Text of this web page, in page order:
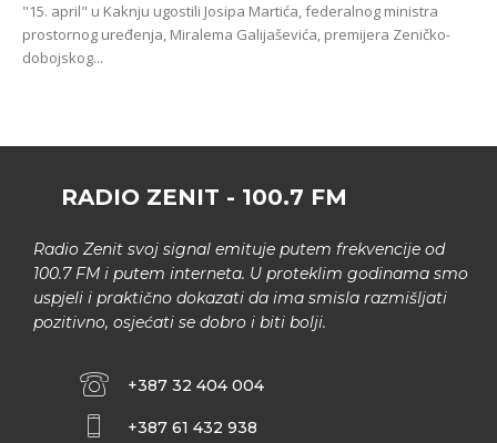
"15. april" u Kaknju ugostili Josipa Martića, federalnog ministra
prostornog uređenja, Miralema Galijaševića, premijera Zeničko-
dobojskog...
RADIO ZENIT - 100.7 FM
Radio Zenit svoj signal emituje putem frekvencije od
100.7 FM i putem interneta. U proteklim godinama smo
uspjeli i praktično dokazati da ima smisla razmišljati
pozitivno, osjećati se dobro i biti bolji.
+387 32 404 004
+387 61 432 938